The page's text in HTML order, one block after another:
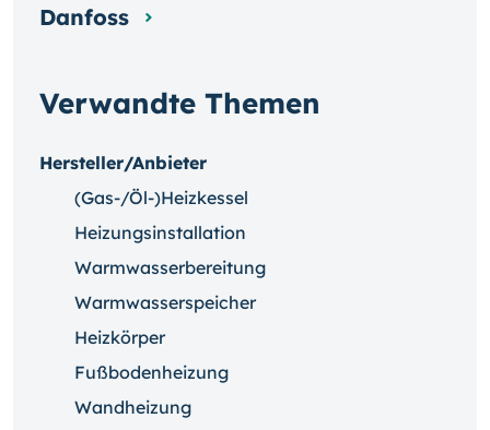
Verwandte Themen
Hersteller/Anbieter
(Gas-/Öl-)Heizkessel
Heizungsinstallation
Warmwasserbereitung
Warmwasserspeicher
Heizkörper
Fußbodenheizung
Wandheizung
Danfoss